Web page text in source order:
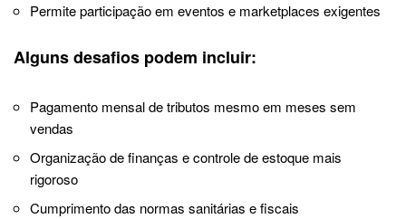
Permite participação em eventos e marketplaces exigentes
Alguns desafios podem incluir:
Pagamento mensal de tributos mesmo em meses sem
vendas
Organização de finanças e controle de estoque mais
rigoroso
Cumprimento das normas sanitárias e fiscais